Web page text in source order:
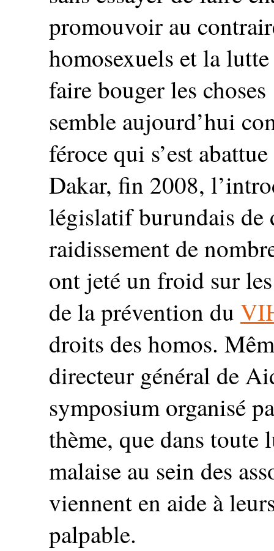
promouvoir au
homosexuels et la
faire bouger les
semble aujourd’hui
féroce qui s’est
Dakar, fin 2008,
législatif burundais de
raidissement de
ont jeté un froid sur
de la prévention du
droits des homos.
directeur général de
symposium organisé
thème, que dans toute
malaise au sein des
viennent en aide à
palpable.